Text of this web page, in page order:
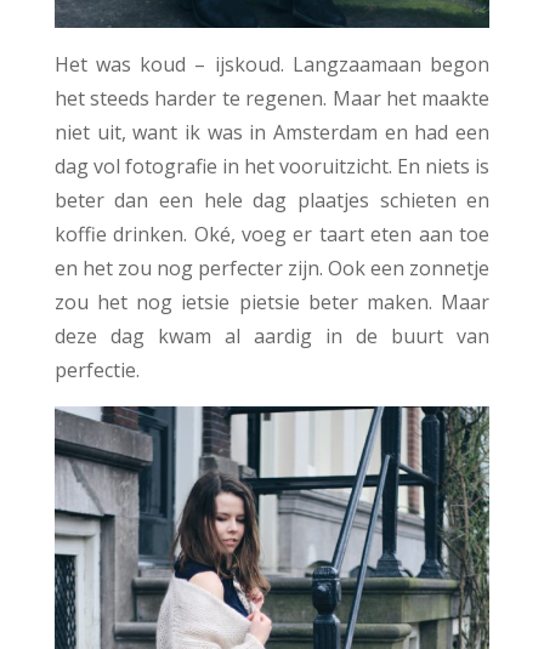
Het was koud – ijskoud. Langzaamaan begon
het steeds harder te regenen. Maar het maakte
niet uit, want ik was in Amsterdam en had een
dag vol fotografie in het vooruitzicht. En niets is
beter dan een hele dag plaatjes schieten en
koffie drinken. Oké, voeg er taart eten aan toe
en het zou nog perfecter zijn. Ook een zonnetje
zou het nog ietsie pietsie beter maken. Maar
deze dag kwam al aardig in de buurt van
perfectie.